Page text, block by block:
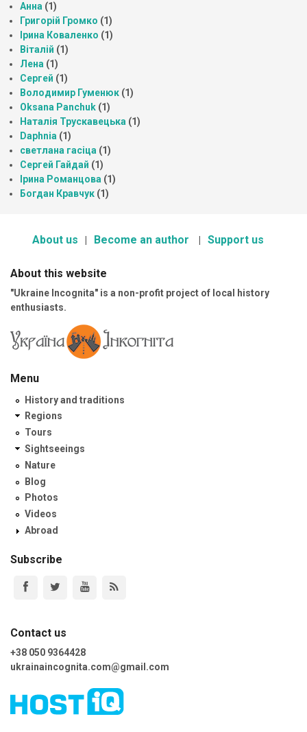
Анна (1)
Григорій Громко (1)
Ірина Коваленко (1)
Віталій (1)
Лена (1)
Сергей (1)
Володимир Гуменюк (1)
Oksana Panchuk (1)
Наталія Трускавецька (1)
Daphnia (1)
светлана гасіца (1)
Сергей Гайдай (1)
Ірина Романцова (1)
Богдан Кравчук (1)
About us Become an author Support us
About this website
"Ukraine Incognita" is a non-profit project of local history
enthusiasts.
Menu
History and traditions
Regions
Tours
Sightseeings
Nature
Blog
Photos
Videos
Abroad
Subscribe
Contact us
+38 050 9364428
ukrainaincognita.com@gmail.com